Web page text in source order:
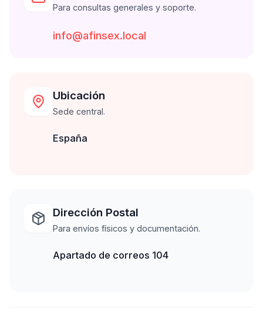
Para consultas generales y soporte.
info@afinsex.local
Ubicación
Sede central.
España
Dirección Postal
Para envíos físicos y documentación.
Apartado de correos 104